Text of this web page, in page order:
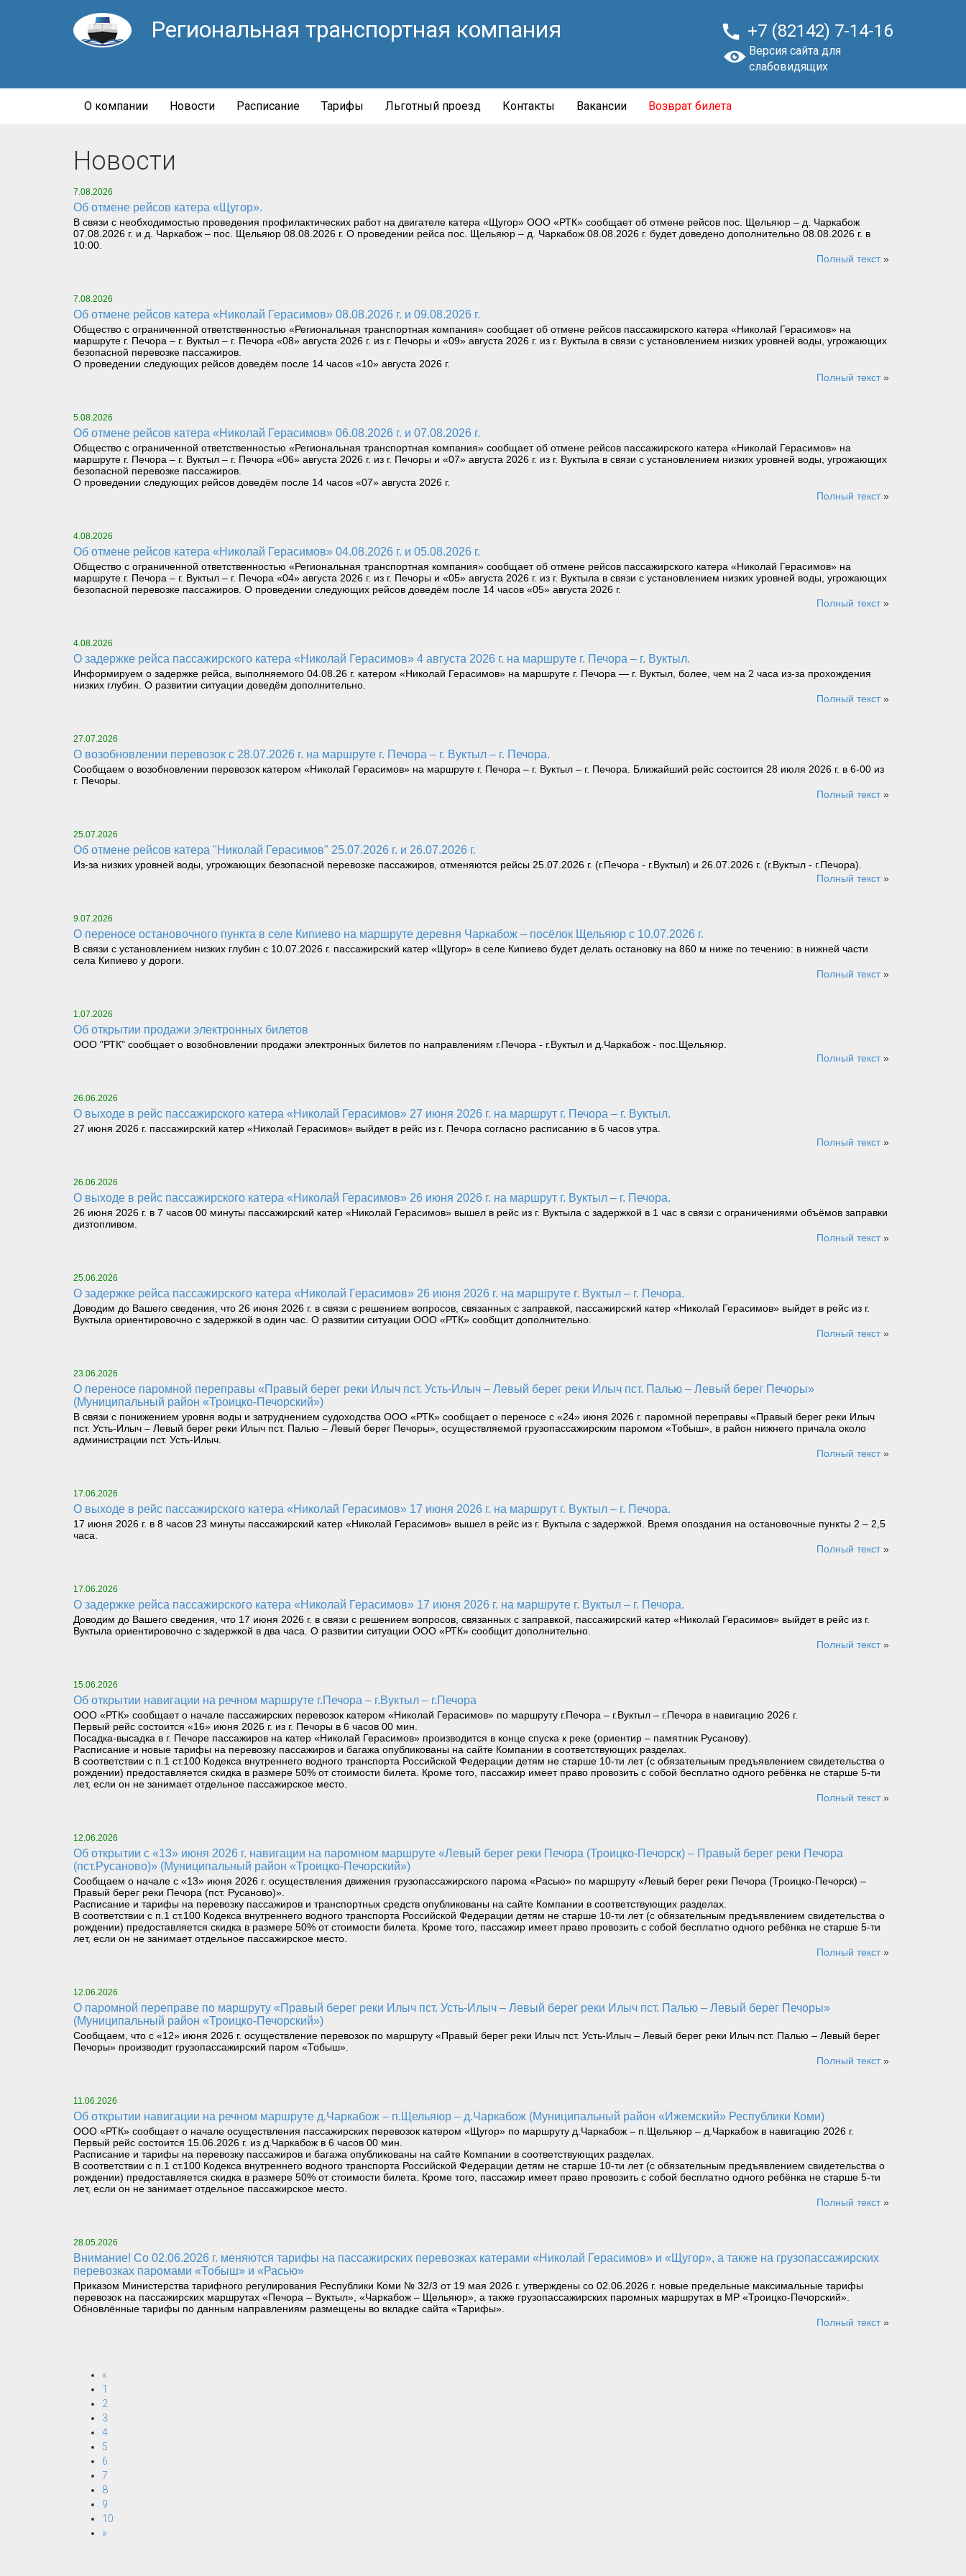
Региональная транспортная компания  +7 (82142) 7-14-16
Версия сайта для
слабовидящих
О компании Новости Расписание Тарифы Льготный проезд Контакты Вакансии Возврат билета
Новости
7.08.2026
Об отмене рейсов катера «Щугор».
В связи с необходимостью проведения профилактических работ на двигателе катера «Щугор» ООО «РТК» сообщает об отмене рейсов пос. Щельяюр – д. Чаркабож
07.08.2026 г. и д. Чаркабож – пос. Щельяюр 08.08.2026 г. О проведении рейса пос. Щельяюр – д. Чаркабож 08.08.2026 г. будет доведено дополнительно 08.08.2026 г. в
10:00.
Полный текст»
7.08.2026
Об отмене рейсов катера «Николай Герасимов» 08.08.2026 г. и 09.08.2026 г.
Общество с ограниченной ответственностью «Региональная транспортная компания» сообщает об отмене рейсов пассажирского катера «Николай Герасимов» на
маршруте г. Печора – г. Вуктыл – г. Печора «08» августа 2026 г. из г. Печоры и «09» августа 2026 г. из г. Вуктыла в связи с установлением низких уровней воды, угрожающих
безопасной перевозке пассажиров.
О проведении следующих рейсов доведём после 14 часов «10» августа 2026 г.
Полный текст»
5.08.2026
Об отмене рейсов катера «Николай Герасимов» 06.08.2026 г. и 07.08.2026 г.
Общество с ограниченной ответственностью «Региональная транспортная компания» сообщает об отмене рейсов пассажирского катера «Николай Герасимов» на
маршруте г. Печора – г. Вуктыл – г. Печора «06» августа 2026 г. из г. Печоры и «07» августа 2026 г. из г. Вуктыла в связи с установлением низких уровней воды, угрожающих
безопасной перевозке пассажиров.
О проведении следующих рейсов доведём после 14 часов «07» августа 2026 г.
Полный текст»
4.08.2026
Об отмене рейсов катера «Николай Герасимов» 04.08.2026 г. и 05.08.2026 г.
Общество с ограниченной ответственностью «Региональная транспортная компания» сообщает об отмене рейсов пассажирского катера «Николай Герасимов» на
маршруте г. Печора – г. Вуктыл – г. Печора «04» августа 2026 г. из г. Печоры и «05» августа 2026 г. из г. Вуктыла в связи с установлением низких уровней воды, угрожающих
безопасной перевозке пассажиров. О проведении следующих рейсов доведём после 14 часов «05» августа 2026 г.
Полный текст»
4.08.2026
О задержке рейса пассажирского катера «Николай Герасимов» 4 августа 2026 г. на маршруте г. Печора – г. Вуктыл.
Информируем о задержке рейса, выполняемого 04.08.26 г. катером «Николай Герасимов» на маршруте г. Печора — г. Вуктыл, более, чем на 2 часа из-за прохождения
низких глубин. О развитии ситуации доведём дополнительно.
Полный текст»
27.07.2026
О возобновлении перевозок с 28.07.2026 г. на маршруте г. Печора – г. Вуктыл – г. Печора.
Сообщаем о возобновлении перевозок катером «Николай Герасимов» на маршруте г. Печора – г. Вуктыл – г. Печора. Ближайший рейс состоится 28 июля 2026 г. в 6-00 из
г. Печоры.
Полный текст»
25.07.2026
Об отмене рейсов катера "Николай Герасимов" 25.07.2026 г. и 26.07.2026 г.
Из-за низких уровней воды, угрожающих безопасной перевозке пассажиров, отменяются рейсы 25.07.2026 г. (г.Печора - г.Вуктыл) и 26.07.2026 г. (г.Вуктыл - г.Печора).
Полный текст»
9.07.2026
О переносе остановочного пункта в селе Кипиево на маршруте деревня Чаркабож – посёлок Щельяюр с 10.07.2026 г.
В связи с установлением низких глубин с 10.07.2026 г. пассажирский катер «Щугор» в селе Кипиево будет делать остановку на 860 м ниже по течению: в нижней части
села Кипиево у дороги.
Полный текст»
1.07.2026
Об открытии продажи электронных билетов
ООО "РТК" сообщает о возобновлении продажи электронных билетов по направлениям г.Печора - г.Вуктыл и д.Чаркабож - пос.Щельяюр.
Полный текст»
26.06.2026
О выходе в рейс пассажирского катера «Николай Герасимов» 27 июня 2026 г. на маршрут г. Печора – г. Вуктыл.
27 июня 2026 г. пассажирский катер «Николай Герасимов» выйдет в рейс из г. Печора согласно расписанию в 6 часов утра.
Полный текст»
26.06.2026
О выходе в рейс пассажирского катера «Николай Герасимов» 26 июня 2026 г. на маршрут г. Вуктыл – г. Печора.
26 июня 2026 г. в 7 часов 00 минуты пассажирский катер «Николай Герасимов» вышел в рейс из г. Вуктыла с задержкой в 1 час в связи с ограничениями объёмов заправки
дизтопливом.
Полный текст»
25.06.2026
О задержке рейса пассажирского катера «Николай Герасимов» 26 июня 2026 г. на маршруте г. Вуктыл – г. Печора.
Доводим до Вашего сведения, что 26 июня 2026 г. в связи с решением вопросов, связанных с заправкой, пассажирский катер «Николай Герасимов» выйдет в рейс из г.
Вуктыла ориентировочно с задержкой в один час. О развитии ситуации ООО «РТК» сообщит дополнительно.
Полный текст»
23.06.2026
О переносе паромной переправы «Правый берег реки Илыч пст. Усть-Илыч – Левый берег реки Илыч пст. Палью – Левый берег Печоры»
(Муниципальный район «Троицко-Печорский»)
В связи с понижением уровня воды и затруднением судоходства ООО «РТК» сообщает о переносе с «24» июня 2026 г. паромной переправы «Правый берег реки Илыч
пст. Усть-Илыч – Левый берег реки Илыч пст. Палью – Левый берег Печоры», осуществляемой грузопассажирским паромом «Тобыш», в район нижнего причала около
администрации пст. Усть-Илыч.
Полный текст»
17.06.2026
О выходе в рейс пассажирского катера «Николай Герасимов» 17 июня 2026 г. на маршрут г. Вуктыл – г. Печора.
17 июня 2026 г. в 8 часов 23 минуты пассажирский катер «Николай Герасимов» вышел в рейс из г. Вуктыла с задержкой. Время опоздания на остановочные пункты 2 – 2,5
часа.
Полный текст»
17.06.2026
О задержке рейса пассажирского катера «Николай Герасимов» 17 июня 2026 г. на маршруте г. Вуктыл – г. Печора.
Доводим до Вашего сведения, что 17 июня 2026 г. в связи с решением вопросов, связанных с заправкой, пассажирский катер «Николай Герасимов» выйдет в рейс из г.
Вуктыла ориентировочно с задержкой в два часа. О развитии ситуации ООО «РТК» сообщит дополнительно.
Полный текст»
15.06.2026
Об открытии навигации на речном маршруте г.Печора – г.Вуктыл – г.Печора
ООО «РТК» сообщает о начале пассажирских перевозок катером «Николай Герасимов» по маршруту г.Печора – г.Вуктыл – г.Печора в навигацию 2026 г.
Первый рейс состоится «16» июня 2026 г. из г. Печоры в 6 часов 00 мин.
Посадка-высадка в г. Печоре пассажиров на катер «Николай Герасимов» производится в конце спуска к реке (ориентир – памятник Русанову).
Расписание и новые тарифы на перевозку пассажиров и багажа опубликованы на сайте Компании в соответствующих разделах.
В соответствии с п.1 ст.100 Кодекса внутреннего водного транспорта Российской Федерации детям не старше 10-ти лет (с обязательным предъявлением свидетельства о
рождении) предоставляется скидка в размере 50% от стоимости билета. Кроме того, пассажир имеет право провозить с собой бесплатно одного ребёнка не старше 5-ти
лет, если он не занимает отдельное пассажирское место.
Полный текст»
12.06.2026
Об открытии с «13» июня 2026 г. навигации на паромном маршруте «Левый берег реки Печора (Троицко-Печорск) – Правый берег реки Печора
(пст.Русаново)» (Муниципальный район «Троицко-Печорский»)
Сообщаем о начале с «13» июня 2026 г. осуществления движения грузопассажирского парома «Расью» по маршруту «Левый берег реки Печора (Троицко-Печорск) –
Правый берег реки Печора (пст. Русаново)».
Расписание и тарифы на перевозку пассажиров и транспортных средств опубликованы на сайте Компании в соответствующих разделах.
В соответствии с п.1 ст.100 Кодекса внутреннего водного транспорта Российской Федерации детям не старше 10-ти лет (с обязательным предъявлением свидетельства о
рождении) предоставляется скидка в размере 50% от стоимости билета. Кроме того, пассажир имеет право провозить с собой бесплатно одного ребёнка не старше 5-ти
лет, если он не занимает отдельное пассажирское место.
Полный текст»
12.06.2026
О паромной переправе по маршруту «Правый берег реки Илыч пст. Усть-Илыч – Левый берег реки Илыч пст. Палью – Левый берег Печоры»
(Муниципальный район «Троицко-Печорский»)
Сообщаем, что с «12» июня 2026 г. осуществление перевозок по маршруту «Правый берег реки Илыч пст. Усть-Илыч – Левый берег реки Илыч пст. Палью – Левый берег
Печоры» производит грузопассажирский паром «Тобыш».
Полный текст»
11.06.2026
Об открытии навигации на речном маршруте д.Чаркабож – п.Щельяюр – д.Чаркабож (Муниципальный район «Ижемский» Республики Коми)
ООО «РТК» сообщает о начале осуществления пассажирских перевозок катером «Щугор» по маршруту д.Чаркабож – п.Щельяюр – д.Чаркабож в навигацию 2026 г.
Первый рейс состоится 15.06.2026 г. из д.Чаркабож в 6 часов 00 мин.
Расписание и тарифы на перевозку пассажиров и багажа опубликованы на сайте Компании в соответствующих разделах.
В соответствии с п.1 ст.100 Кодекса внутреннего водного транспорта Российской Федерации детям не старше 10-ти лет (с обязательным предъявлением свидетельства о
рождении) предоставляется скидка в размере 50% от стоимости билета. Кроме того, пассажир имеет право провозить с собой бесплатно одного ребёнка не старше 5-ти
лет, если он не занимает отдельное пассажирское место.
Полный текст»
28.05.2026
Внимание! Со 02.06.2026 г. меняются тарифы на пассажирских перевозках катерами «Николай Герасимов» и «Щугор», а также на грузопассажирских
перевозках паромами «Тобыш» и «Расью»
Приказом Министерства тарифного регулирования Республики Коми № 32/3 от 19 мая 2026 г. утверждены со 02.06.2026 г. новые предельные максимальные тарифы
перевозок на пассажирских маршрутах «Печора – Вуктыл», «Чаркабож – Щельяюр», а также грузопассажирских паромных маршрутах в МР «Троицко-Печорский».
Обновлённые тарифы по данным направлениям размещены во вкладке сайта «Тарифы».
Полный текст»
«
1
2
3
4
5
6
7
8
9
10
»